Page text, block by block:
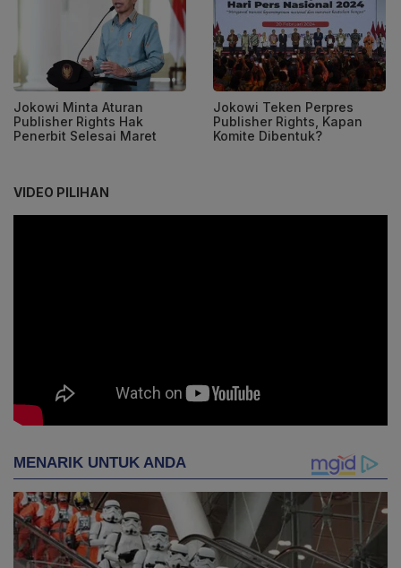
Jokowi Minta Aturan
Publisher Rights Hak
Penerbit Selesai Maret
Jokowi Teken Perpres
Publisher Rights, Kapan
Komite Dibentuk?
VIDEO PILIHAN